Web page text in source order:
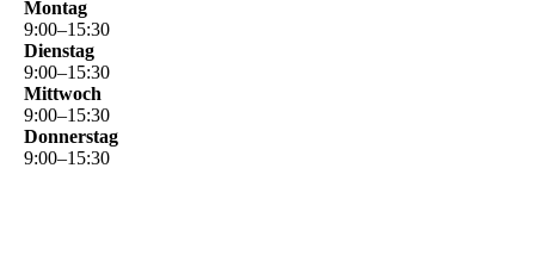
Montag
9:00–15:30
Dienstag
9:00–15:30
Mittwoch
9:00–15:30
Donnerstag
9:00–15:30